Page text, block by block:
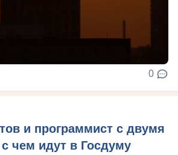
0
и программист с двумя
чем идут в Госдуму